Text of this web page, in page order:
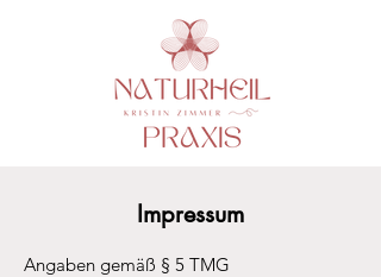
Impressum
​Angaben gemäß § 5 TMG